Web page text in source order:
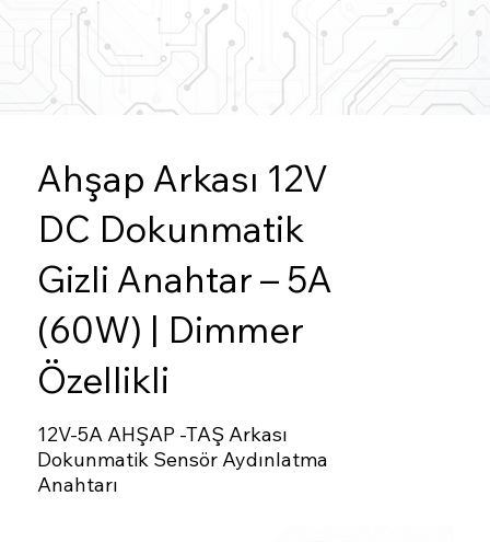
Ahşap Arkası 12V
DC Dokunmatik
Gizli Anahtar – 5A
(60W) | Dimmer
Özellikli
12V-5A AHŞAP -TAŞ Arkası
Dokunmatik Sensör Aydınlatma
Anahtarı